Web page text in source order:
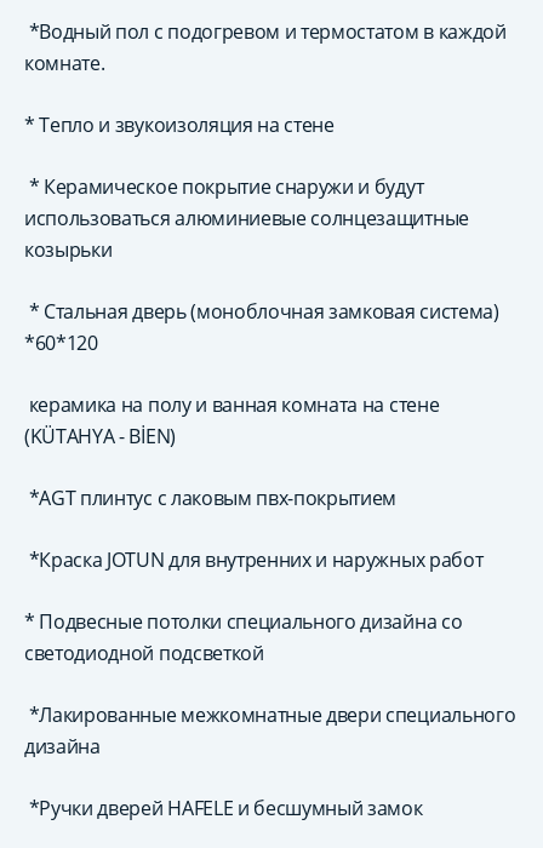
*Водный пол с подогревом и термостатом в каждой
комнате.
* Тепло и звукоизоляция на стене
* Керамическое покрытие снаружи и будут
использоваться алюминиевые солнцезащитные
козырьки
* Стальная дверь (моноблочная замковая система)
*60*120
керамика на полу и ванная комната на стене
(KÜTAHYA - BİEN)
*AGT плинтус с лаковым пвх-покрытием
*Краска JOTUN для внутренних и наружных работ
* Подвесные потолки специального дизайна со
светодиодной подсветкой
*Лакированные межкомнатные двери специального
дизайна
*Ручки дверей HAFELE и бесшумный замок